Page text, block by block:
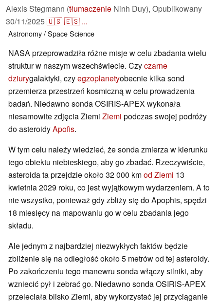
Alexis Stegmann (tłumaczenie Ninh Duy), Opublikowany
30/11/2025🇺🇸🇪🇸 ...
Astronomy / SpaceScience
NASA przeprowadziła różne misje w celu zbadania wielu
struktur w naszym wszechświecie. Czyczarne
dziurygalaktyki, czyegzoplanetyobecnie kilka sond
przemierza przestrzeń kosmiczną w celu prowadzenia
badań. Niedawno sonda OSIRIS-APEX wykonała
niesamowite zdjęcia Ziemi Ziemi podczas swojej podróży
do asteroidyApofis.
W tym celu należy wiedzieć, że sonda zmierza w kierunku
tego obiektu niebieskiego, aby go zbadać. Rzeczywiście,
asteroida ta przejdzie około 32 000 kmod Ziemi 13
kwietnia 2029 roku, co jest wyjątkowym wydarzeniem. A to
nie wszystko, ponieważ gdy zbliży się do Apophis, spędzi
18 miesięcy na mapowaniu go w celu zbadania jego
składu.
Ale jednym z najbardziej niezwykłych faktów będzie
zbliżenie się na odległość około 5 metrów od tej asteroidy.
Po zakończeniu tego manewru sonda włączy silniki, aby
wzniecić pył i zebrać go. Niedawno sonda OSIRIS-APEX
przeleciała blisko Ziemi, aby wykorzystać jej przyciąganie